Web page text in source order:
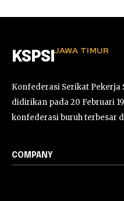
KSPSI JAWA TIMUR
Konfederasi Serikat Pekerja
didirikan pada 20 Februari
konfederasi buruh terbesar
COMPANY